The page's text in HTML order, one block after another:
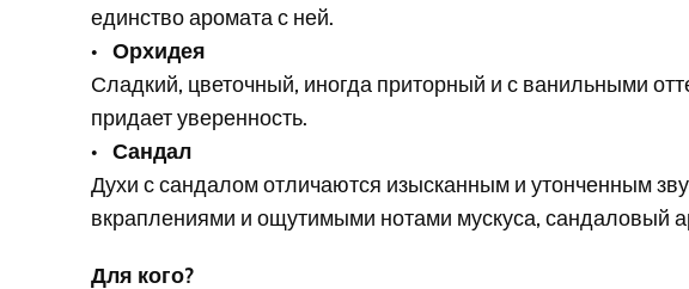
единство аромата с ней.
• Орхидея
Сладкий, цветочный, иногда приторный и с ванильными
придает уверенность.
• Сандал
Духи с сандалом отличаются изысканным и утонченным
вкраплениями и ощутимыми нотами мускуса, сандаловый
Для кого?